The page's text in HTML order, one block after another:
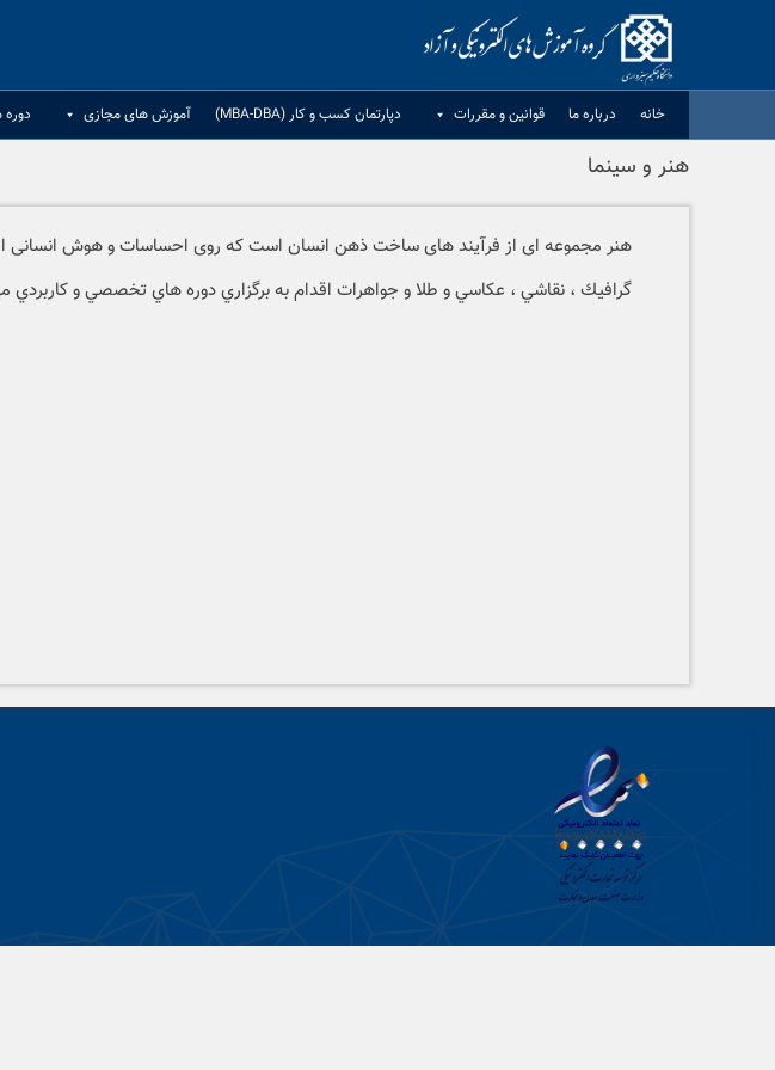
خانه درباره ما قوانين و مقررات دپارتمان کسب و کار (MBA-DBA) آموزش های مجازی
هنر و سينما
هنر مجموعه ای از فرآیند های ساخت ذهن انسان است که روی احساسات و هوش انسانی اثر
گرافيك ، نقاشي ، عكاسي و طلا و جواهرات اقدام به برگزاري دوره هاي تخصصي و كاربردي